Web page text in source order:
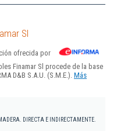
Sl
ofrecida por
Finamar Sl procede de la base
D&B S.A.U. (S.M.E.). Más
DIRECTA E INDIRECTAMENTE.